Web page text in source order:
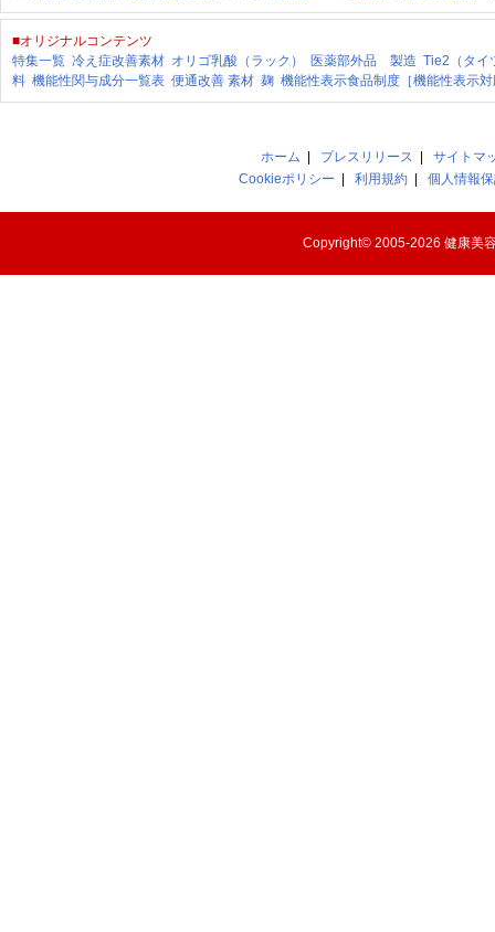
■オリジナルコンテンツ
特集一覧 冷え症改善素材 オリゴ乳酸（ラック） 医薬部外品 製造 Tie2（タイ
料 機能性関与成分一覧表 便通改善 素材 麹 機能性表示食品制度［機能性表示
ホーム プレスリリース |サイトマ
Cookieポリシー
|利用規約 |個人情報
Copyright© 2005-2026健康美